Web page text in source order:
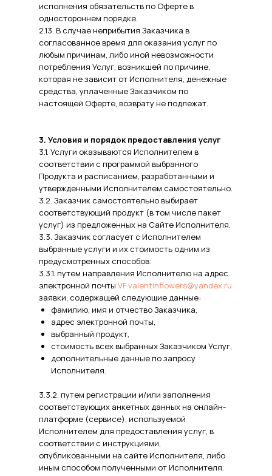
исполнения обязательств по Оферте в
одностороннем порядке.
2.13. В случае неприбытия Заказчика в
согласованное время для оказания услуг по
любым причинам, либо иной невозможности
потребления Услуг, возникшей по причине,
которая не зависит от Исполнителя, денежные
средства, уплаченные Заказчиком по
настоящей Оферте, возврату не подлежат.
3. Условия и порядок предоставления услуг
3.1. Услуги оказываются Исполнителем в
соответствии с программой выбранного
Продукта и расписанием, разработанными и
утвержденными Исполнителем самостоятельно.
3.2. Заказчик самостоятельно выбирает
соответствующий продукт (в том числе пакет
услуг) из предложенных на Сайте Исполнителя.
3.3. Заказчик согласует с Исполнителем
выбранные услуги и их стоимость одним из
предусмотренных способов:
3.3.1. путем направления Исполнителю на адрес
электронной почты VF.valentinflowers@yandex.ru
заявки, содержащей следующие данные:
фамилию, имя и отчество Заказчика,
адрес электронной почты,
выбранный продукт,
стоимость всех выбранных Заказчиком Услуг,
дополнительные данные по запросу
Исполнителя.
3.3.2. путем регистрации и/или заполнения
соответствующих анкетных данных на онлайн-
платформе (сервисе), используемой
Исполнителем для предоставления услуг, в
соответствии с инструкциями,
опубликованными на сайте Исполнителя, либо
иным способом полученными от Исполнителя.